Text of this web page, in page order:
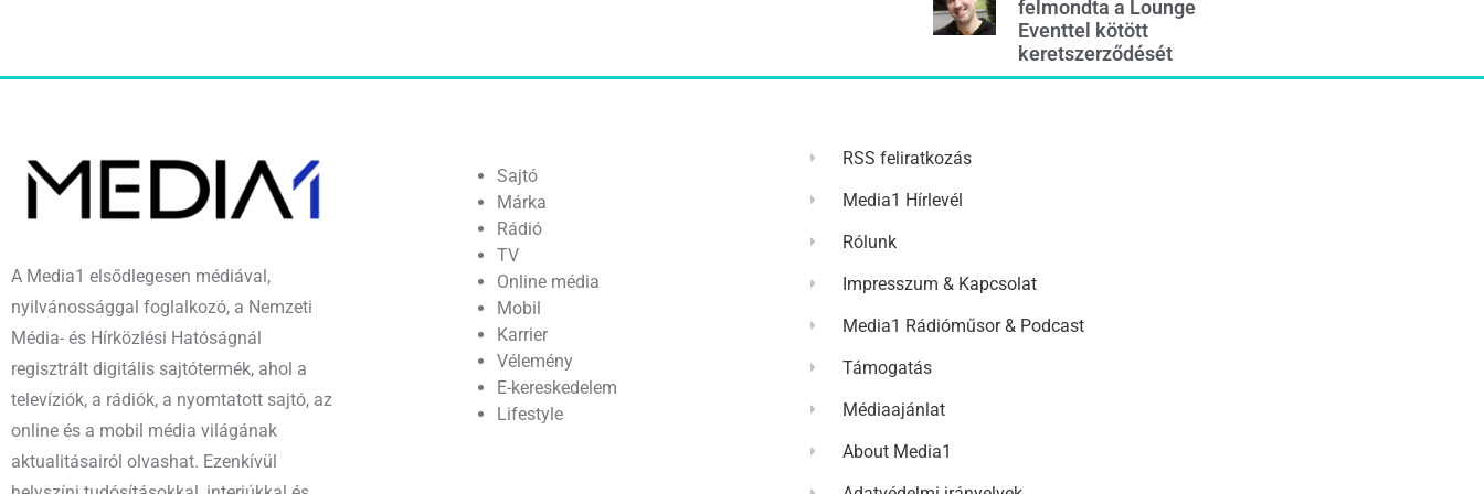
felmondta a Lounge
Eventtel kötött
keretszerződését
A Media1 elsődlegesen médiával,
nyilvánossággal foglalkozó, a Nemzeti
Média- és Hírközlési Hatóságnál
regisztrált digitális sajtótermék, ahol a
televíziók, a rádiók, a nyomtatott sajtó, az
online és a mobil média világának
aktualitásairól olvashat. Ezenkívül
Sajtó
Márka
Rádió
TV
Online média
Mobil
Karrier
Vélemény
E-kereskedelem
Lifestyle
RSS feliratkozás
Media1 Hírlevél
Rólunk
Impresszum & Kapcsolat
Media1 Rádióműsor & Podcast
Támogatás
Médiaajánlat
About Media1